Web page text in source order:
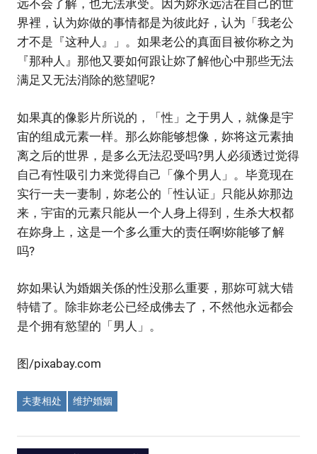
远不会了解，也无法承受。因为妳永远活在自己的世
界裡，认为妳做的事情都是为彼此好，认为「我老公
才不是『这种人』」。如果老公的真面目被你称之为
『那种人』那他又要如何跟让妳了解他心中那些无法
满足又无法消除的慾望呢?
如果真的像影片所说的，「性」之于男人，就像是宇
宙的组成元素一样。那么妳能够想像，妳将这元素抽
离之后的世界，是多么无法忍受吗?男人必须透过觉得
自己有性吸引力来觉得自己「像个男人」。毕竟现在
实行一夫一妻制，妳老公的「性认证」只能从妳那边
来，宇宙的元素只能从一个人身上得到，生杀大权都
在妳身上，这是一个多么重大的责任啊!妳能够了解
吗?
妳如果认为婚姻关係的性没那么重要，那妳可就大错
特错了。除非妳老公已经成佛去了，不然他永远都会
是个拥有慾望的「男人」。
图/pixabay.com
夫妻相处 维护婚姻